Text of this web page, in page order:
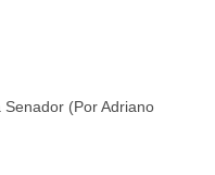
Senador (por Adriano